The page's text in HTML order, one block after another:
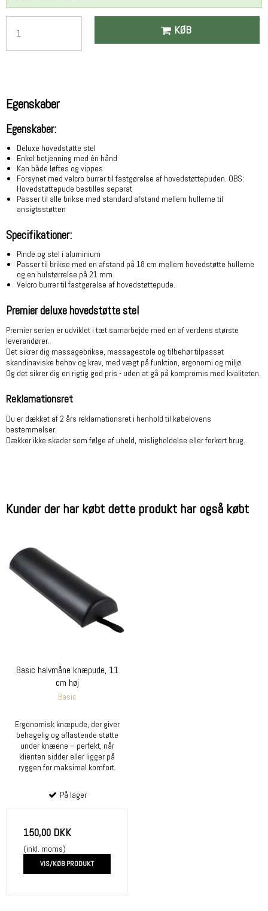
KØB
Egenskaber
Egenskaber:
Deluxe hovedstøtte stel
Enkel betjenning med én hånd
Kan både løftes og vippes
Forsynet med velcro burrer til fastgørelse af hovedstøttepuden. OBS:
Hovedstøttepude bestilles separat
Passer til alle brikse med standard afstand mellem hullerne til
ansigtsstøtten
Specifikationer:
Pinde og stel i aluminium
Passer til brikse med en afstand på 18 cm mellem hovedstøtte hullerne
og en hulstørrelse på 21 mm.
Velcro burrer til fastgørelse af hovedstøttepude.
Premier deluxe hovedstøtte stel
Premier serien er udviklet i tæt samarbejde med en af verdens største
leverandører.
Det sikrer dig massagebrikse, massagestole og tilbehør tilpasset
skandinaviske behov og krav, med vægt på funktion, ergonomi og miljø.
Og det sikrer dig en rigtig god pris - uden at gå på kompromis med kvaliteten.
Reklamationsret
Du er dækket af 2 års reklamationsret i henhold til købelovens
bestemmelser.
Dækker ikke skader som følge af uheld, misligholdelse eller forkert brug.
Kunder der har købt dette produkt har også købt
Basic halvmåne knæpude, 11
cm høj
Basic
Ergonomisk knæpude, der giver
behagelig og aflastende støtte
under knæene – perfekt, når
klienten sidder eller ligger på
ryggen for maksimal komfort.
På lager
150,00 DKK
(inkl. moms)
VIS/KØB PRODUKT